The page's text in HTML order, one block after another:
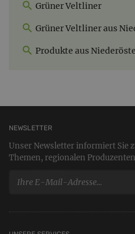
Grüner Veltliner
Grüner Veltliner aus
Produkte aus
NEWSLETTER
Unser Newsletter informiert Sie
Themen, regionalen